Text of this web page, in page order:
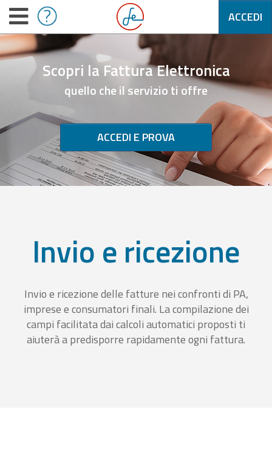
ACCEDI
Scopri la Fattura Elettronica
quello che il servizio ti offre
ACCEDI E PROVA
Invio e ricezione
Invio e ricezione delle fatture nei confronti di PA,
imprese e consumatori finali. La compilazione dei
campi facilitata dai calcoli automatici proposti ti
aiuterà a predisporre rapidamente ogni fattura.